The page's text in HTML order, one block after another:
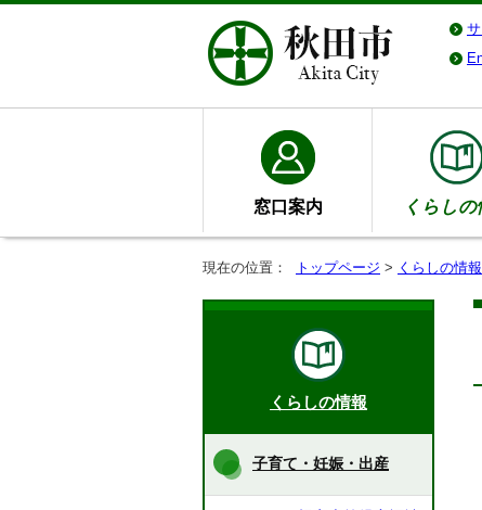
窓口案内 くらしの
現在の位置： トップページ > くらしの情報
くらしの情報
子育て・妊娠・出産